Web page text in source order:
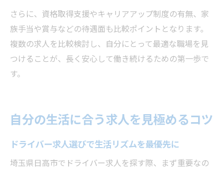
さらに、資格取得支援やキャリアアップ制度の有無、家
族手当や賞与などの待遇面も比較ポイントとなります。
複数の求人を比較検討し、自分にとって最適な職場を見
つけることが、長く安心して働き続けるための第一歩で
す。
自分の生活に合う求人を見極めるコツ
ドライバー求人選びで生活リズムを最優先に
埼玉県日高市でドライバー求人を探す際、まず重要なの